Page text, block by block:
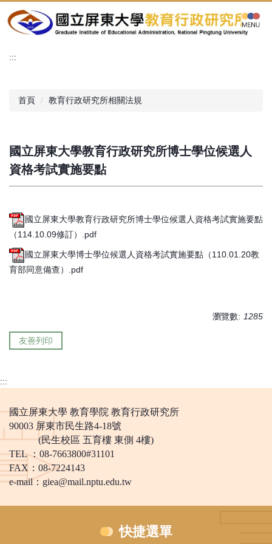
到
內
:::
首頁 教育行政研究所相關法規
國立屏東大學教育行政研究所博士學位候選人
資格考試實施要點
國立屏東大學教育行政研究所博士學位候選人資格考試實施要點
（114.10.09修訂）.pdf
國立屏東大學博士學位候選人資格考試實施要點（110.01.20教
育部同意備查）.pdf
瀏覽數: 1285
友善列印
:::
國立屏東大學 教育學院 教育行政研究所
90003 屏東市民生路4-18號
(民生校區 五育樓 東側 4樓)
TEL ：08-7663800#31101
FAX：08-7224143
e-mail： giea@mail.nptu.edu.tw
快捷選單